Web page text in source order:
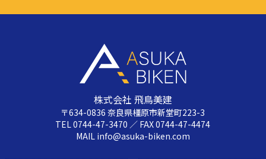
株式会社 飛鳥美建
〒634-0836 奈良県橿原市新堂町223-3
TEL 0744-47-3470 ／ FAX 0744-47-4474
MAIL info@asuka-biken.com